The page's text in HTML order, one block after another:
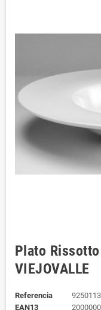
Plato
VIEJOVALLE
Referencia
EAN13